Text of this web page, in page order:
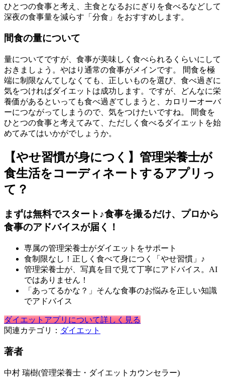
ひとつの食事と考え、主食となるおにぎりを食べるなどして
深夜の食事量を減らす「分食」をおすすめします。
間食の量について
量についてですが、食事が美味しく食べられるくらいにして
おきましょう。やはり通常の食事がメインです。 間食を極
端に制限なんてしなくても、正しいものを選び、食べ過ぎに
気をつければダイエットは成功します。ですが、どんなに栄
養価があるといっても食べ過ぎてしまうと、カロリーオーバ
ーにつながってしまうので、気をつけたいですね。 間食を
ひとつの食事と考えてみて、ただしく食べるダイエットを始
めてみてはいかがでしょうか。
【やせ習慣が身につく】管理栄養士が
食生活をコーディネートするアプリっ
て？
まずは無料でスタート♪食事を撮るだけ、プロから
食事のアドバイスが届く！
専属の管理栄養士がダイエットをサポート
食制限なし！正しく食べて身につく「やせ習慣」♪
管理栄養士が、写真を目で見て丁寧にアドバイス。AI
ではありません！
「あってるかな？」そんな食事のお悩みを正しい知識
でアドバイス
ダイエットアプリについて詳しく見る
関連カテゴリ： ダイエット
著者
中村 瑞樹(管理栄養士・ダイエットカウンセラー)